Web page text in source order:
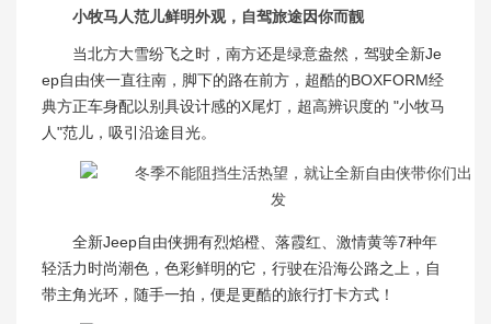
小牧马人范儿鲜明外观，自驾旅途因你而靓
当北方大雪纷飞之时，南方还是绿意盎然，驾驶全新Je
ep自由侠一直往南，脚下的路在前方，超酷的BOXFORM经
典方正车身配以别具设计感的X尾灯，超高辨识度的 "小牧马
人"范儿，吸引沿途目光。
全新Jeep自由侠拥有烈焰橙、落霞红、激情黄等7种年
轻活力时尚潮色，色彩鲜明的它，行驶在沿海公路之上，自
带主角光环，随手一拍，便是更酷的旅行打卡方式！